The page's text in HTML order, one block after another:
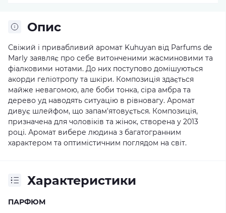
Опис
Свіжий і привабливий аромат Kuhuyan від Parfums de
Marly заявляє про себе витонченими жасминовими та
фіалковими нотами. До них поступово домішуються
акорди геліотропу та шкіри. Композиція здається
майже невагомою, але боби тонка, сіра амбра та
дерево уд наводять ситуацію в рівновагу. Аромат
дивує шлейфом, що запам'ятовується. Композиція,
призначена для чоловіків та жінок, створена у 2013
році. Аромат вибере людина з багатогранним
характером та оптимістичним поглядом на світ.
Характеристики
ПАРФЮМ